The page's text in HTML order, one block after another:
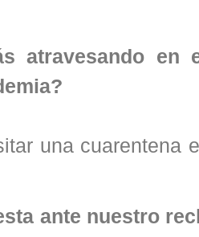
atravesando en
una cuarentena
ante nuestro